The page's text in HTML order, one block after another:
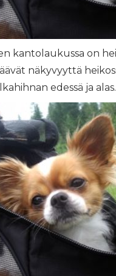
kantolaukussa on
näkyvyyttä
edessä ja alas.